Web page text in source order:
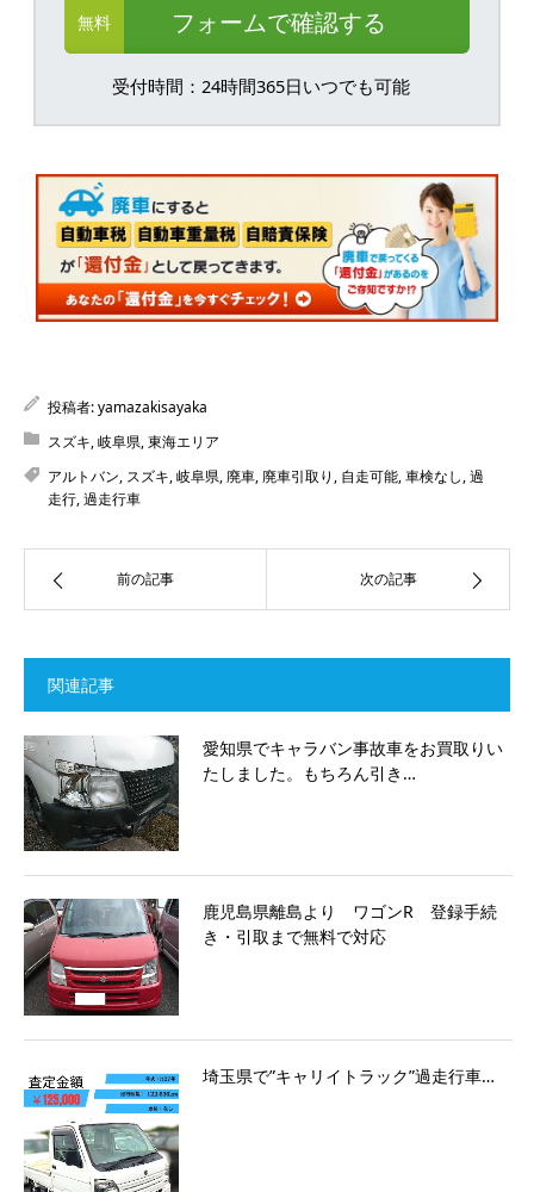
無料 フォームで確認する
受付時間：24時間365日いつでも可能
投稿者:yamazakisayaka
スズキ,岐阜県,東海エリア
アルトバン, スズキ,岐阜県,廃車,廃車引取り , 自走可能,車検なし,過
走行,過走行車
前の記事 次の記事
関連記事
愛知県でキャラバン事故車をお買取りい
たしました。もちろん引き…
鹿児島県離島より ワゴンR 登録手続
き・引取まで無料で対応
埼玉県で”キャリイトラック”過走行車…